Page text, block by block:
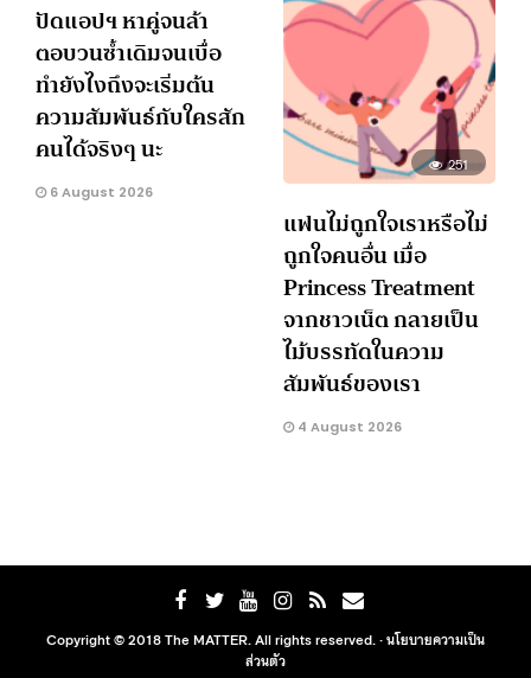
ปัดแอปฯ หาคู่จนล้า
ตอบวนซ้ำเดิมจนเบื่อ
ทำยังไงถึงจะเริ่มต้น
ความสัมพันธ์กับใครสัก
คนได้จริงๆ นะ
6 August 2026
251
แฟนไม่ถูกใจเราหรือไม่
ถูกใจคนอื่น เมื่อ
Princess Treatment
จากชาวเน็ต กลายเป็น
ไม้บรรทัดในความ
สัมพันธ์ของเรา
4 August 2026
Copyright © 2018 The MATTER. All rights reserved. ·นโยบายความเป็น
ส่วนตัว